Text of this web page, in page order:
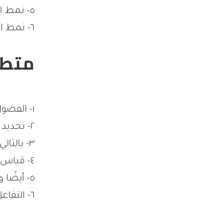
٥- نمط التعاون( وهي التعلم من خلال التعاون والمشاركة مع الآخرين وأيضًا تبادل الخبرات).
٦- نمط الممارسة( وهي القيام بالتطبيق على ما تعلمه بشكل مستمر و ذلك بهدف الإتقان).
١- الفضول( حيث أن الفضول هو الذي يجعلك دائم التعلم وإستكشاف المجالات الجديدة).
٢- تحديد أهدافك.
٣- بالتالي التحقق من مصادر التعلم.
٤- قياس مدى تقدمك وتطورك في فيه.
٥- أيضًا وضع جدول زمني محدد لخطة التعلم.
٦- التفاعل والتواصل مع الأصدقاء للتحقق من مدى تقدمك وتعلُمك.